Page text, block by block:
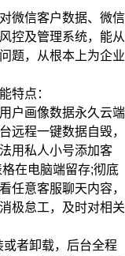
微信客户数据、微信
控及管理系统，能从
题，从根本上为企业
特点：
户画像数据永久云端
远程一键数据自毁，
用私人小号添加客
在电脑端留存;彻底
任意客服聊天内容，
极怠工，及时对相关
者卸载，后台全程